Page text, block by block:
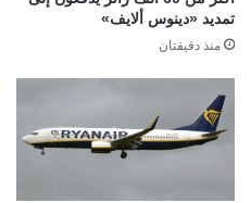
تمديد «دينوس ألايف»
منذ دقيقتان